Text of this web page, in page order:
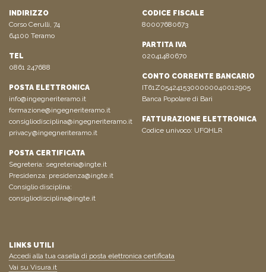
INDIRIZZO
Corso Cerulli, 74
64100 Teramo
TEL
0861 247688
POSTA ELETTRONICA
info@ingegneriteramo.it
formazione@ingegneriteramo.it
consigliodisciplina@ingegneriteramo.it
privacy@ingegneriteramo.it
POSTA CERTIFICATA
Segreteria: segreteria@ingte.it
Presidenza: presidenza@ingte.it
Consiglio disciplina:
consigliodisciplina@ingte.it
CODICE FISCALE
80007680673
PARTITA IVA
02041480670
CONTO CORRENTE BANCARIO
IT61Z0542415300000040012905
Banca Popolare di Bari
FATTURAZIONE ELETTRONICA
Codice univoco: UFQHLR
LINKS UTILI
Accedi alla tua casella di posta elettronica certificata
Vai su Visura.it